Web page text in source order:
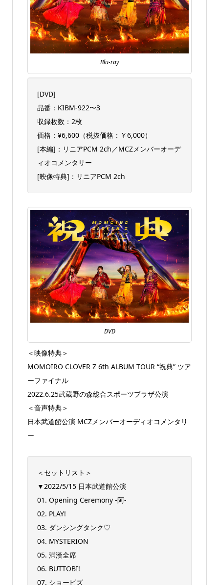
Blu-ray
[DVD]
品番：KIBM-922〜3
収録枚数：2枚
価格：¥6,600（税抜価格：￥6,000）
[本編]：リニアPCM 2ch／MCZメンバーオーデ
ィオコメンタリー
[映像特典]：リニアPCM 2ch
DVD
＜映像特典＞
MOMOIRO CLOVER Z 6th ALBUM TOUR “祝典” ツア
ーファイナル
2022.6.25武蔵野の森総合スポーツプラザ公演
＜音声特典＞
日本武道館公演 MCZメンバーオーディオコメンタリ
ー
＜セットリスト＞
▼2022/5/15 日本武道館公演
01. Opening Ceremony -阿-
02. PLAY!
03. ダンシングタンク♡
04. MYSTERION
05. 満漢全席
06. BUTTOBI!
07. ショービズ